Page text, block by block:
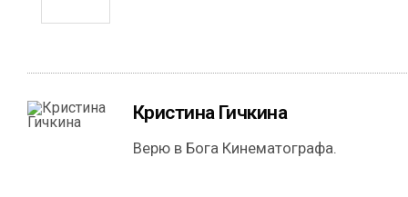
Кристина Гичкина
Верю в Бога Кинематографа.